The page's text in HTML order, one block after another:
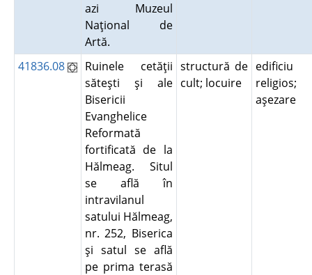
azi Muzeul
Naţional de
Artă.
41836.08
Ruinele cetăţii
săteşti şi ale
Bisericii
Evanghelice
Reformată
fortificată de la
Hălmeag. Situl
se află în
intravilanul
satului Hălmeag,
nr. 252, Biserica
şi satul se află
pe prima terasă
structură de
cult; locuire
edificiu
religios;
aşezare